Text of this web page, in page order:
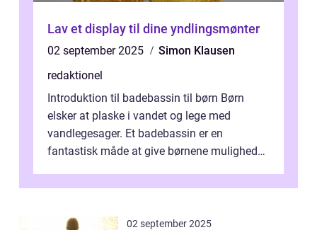
Lav et display til dine yndlingsmønter
02 september 2025
Simon Klausen
redaktionel
Introduktion til badebassin til børn Børn
elsker at plaske i vandet og lege med
vandlegesager. Et badebassin er en
fantastisk måde at give børnene mulighed
me...
02 september 2025